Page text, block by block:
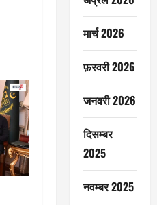
मार्च 2026
फ़रवरी 2026
जनवरी 2026
दिसम्बर
2025
नवम्बर 2025